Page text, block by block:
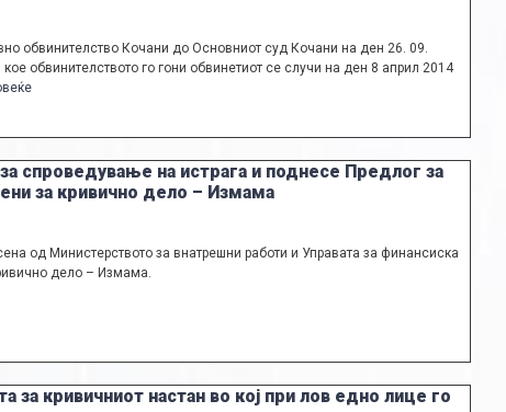
обвинителство Кочани до Основниот суд Кочани на ден 26. 09.
обвинителството го гони обвинетиот се случи на ден 8 април 2014
спроведување на истрага и поднесе Предлог за
за кривично дело – Измама
од Министерството за внатрешни работи и Управата за финансиска
дело – Измама.
за кривичниот настан во кој при лов едно лице го